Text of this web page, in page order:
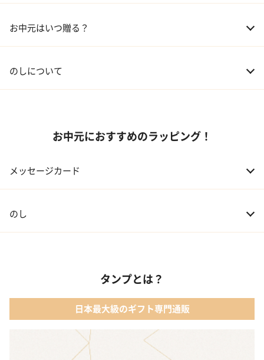
02 兄弟、姉妹 3,000～5,000円
04 会社の上司 5,000円程度
お中元はいつ贈る？
のしについて
お中元におすすめのラッピング！
メッセージカード
のし
タンプとは？
日本最大級のギフト専門通販